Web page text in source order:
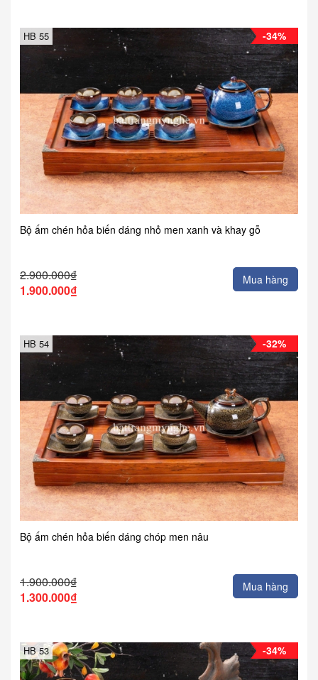
-34%
HB 55
Bộ ấm chén hỏa biến dáng nhỏ men xanh và khay gỗ
2.900.000₫
1.900.000₫
Mua hàng
-32%
HB 54
Bộ ấm chén hỏa biến dáng chóp men nâu
1.900.000₫
1.300.000₫
Mua hàng
-34%
HB 53